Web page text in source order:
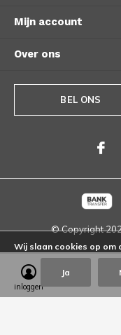
Mijn account
Over ons
BEL ONS
© Copyright
inloggen
Wij slaan cookies op om
Ja